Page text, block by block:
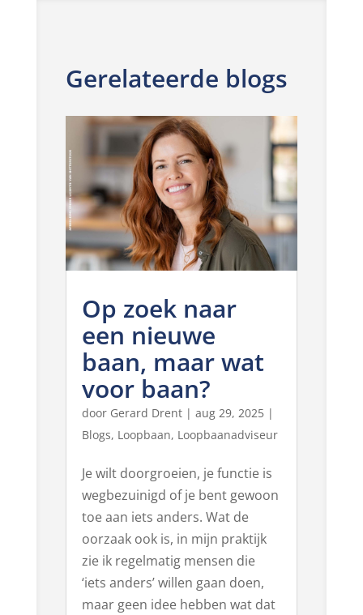
Gerelateerde blogs
Op zoek naar
een nieuwe
baan, maar wat
voor baan?
door Gerard Drent| aug 29, 2025|
Blogs, Loopbaan, Loopbaanadviseur
Je wilt doorgroeien, je functie is
wegbezuinigd of je bent gewoon
toe aan iets anders. Wat de
oorzaak ook is, in mijn praktijk
zie ik regelmatig mensen die
‘iets anders’ willen gaan doen,
maar geen idee hebben wat dat